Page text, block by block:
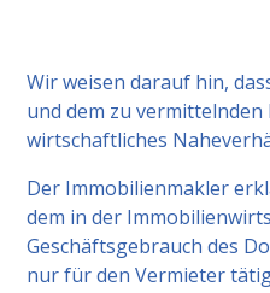
Wir weisen darauf hin,
und dem zu
wirtschaftliches
Der Immobilienmakler
dem in der
Geschäftsgebrauch des
nur für den Vermieter